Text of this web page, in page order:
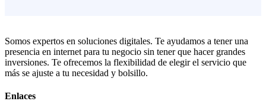
Somos expertos en soluciones digitales. Te ayudamos a tener una
presencia en internet para tu negocio sin tener que hacer grandes
inversiones. Te ofrecemos la flexibilidad de elegir el servicio que
más se ajuste a tu necesidad y bolsillo.
Enlaces